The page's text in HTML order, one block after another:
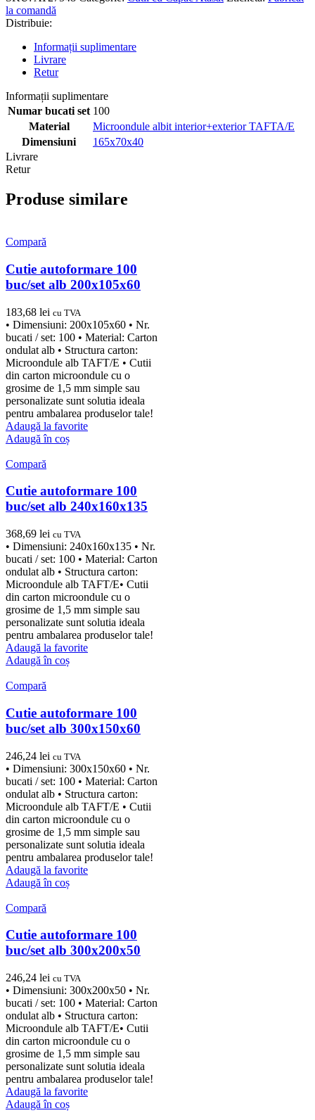
la comandă
Distribuie:
Informații suplimentare
Livrare
Retur
Informații suplimentare
Numar bucati set 100
Material
Microondule albit interior+exterior TAFTA/E
Dimensiuni
165x70x40
Livrare
Retur
Produse similare
Compară
Cutie autoformare 100
buc/set alb 200x105x60
183,68 lei cu TVA
• Dimensiuni: 200x105x60 • Nr.
bucati / set: 100 • Material: Carton
ondulat alb • Structura carton:
Microondule alb TAFT/E • Cutii
din carton microondule cu o
grosime de 1,5 mm simple sau
personalizate sunt solutia ideala
pentru ambalarea produselor tale!
Adaugă la favorite
Adaugă în coș
Compară
Cutie autoformare 100
buc/set alb 240x160x135
368,69 lei cu TVA
• Dimensiuni: 240x160x135 • Nr.
bucati / set: 100 • Material: Carton
ondulat alb • Structura carton:
Microondule alb TAFT/E• Cutii
din carton microondule cu o
grosime de 1,5 mm simple sau
personalizate sunt solutia ideala
pentru ambalarea produselor tale!
Adaugă la favorite
Adaugă în coș
Compară
Cutie autoformare 100
buc/set alb 300x150x60
246,24 lei cu TVA
• Dimensiuni: 300x150x60 • Nr.
bucati / set: 100 • Material: Carton
ondulat alb • Structura carton:
Microondule alb TAFT/E • Cutii
din carton microondule cu o
grosime de 1,5 mm simple sau
personalizate sunt solutia ideala
pentru ambalarea produselor tale!
Adaugă la favorite
Adaugă în coș
Compară
Cutie autoformare 100
buc/set alb 300x200x50
246,24 lei cu TVA
• Dimensiuni: 300x200x50 • Nr.
bucati / set: 100 • Material: Carton
ondulat alb • Structura carton:
Microondule alb TAFT/E• Cutii
din carton microondule cu o
grosime de 1,5 mm simple sau
personalizate sunt solutia ideala
pentru ambalarea produselor tale!
Adaugă la favorite
Adaugă în coș